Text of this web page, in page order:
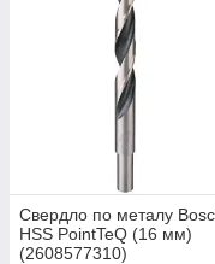
Свердло по металу
HSS PointTeQ (16 мм)
(2608577310)